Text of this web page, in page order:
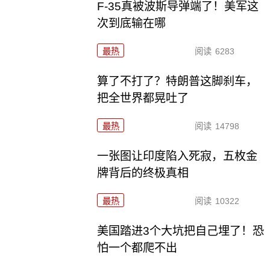
F-35真被波斯导弹端了！美军这
次到底输在哪
最热 阅读 6283
算了不打了？特朗普这脚刹车，
把全世界都晃吐了
最热 阅读 14798
一张图让印度陷入死寂，五枚金
牌背后的终极真相
最热 阅读 10322
美国踏进3个大坑把自己埋了！恐
怕一个都爬不出